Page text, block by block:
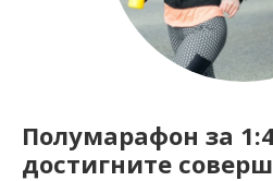
Полумарафон за
достигните